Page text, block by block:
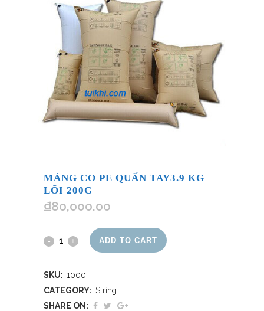
MÀNG CO PE QUẤN TAY3.9 KG
LÕI 200G
₫80,000.00
ADD TO CART
SKU: 1000
CATEGORY: String
SHARE ON: